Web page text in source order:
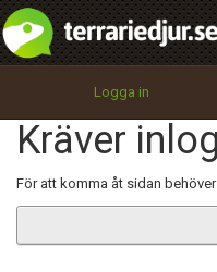
Logga in
Kräver
För att komma åt sidan
integritetspolicy
Namn:
Epost:
Begär nytt lösenord